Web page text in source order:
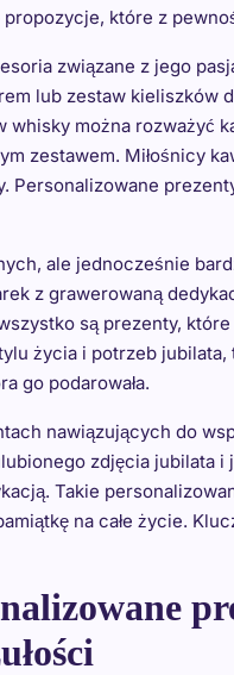
które z
związane z jego
lub zestaw kieliszków
whisky można
zestawem. Miłośnicy
Personalizowane
ale jednocześnie
z grawerowaną
są prezenty,
życia i potrzeb
go podarowała.
nawiązujących do
zdjęcia jubilata
Takie
na całe życie.